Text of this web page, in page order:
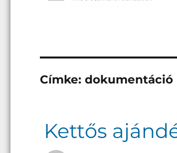
Címke:dokumentáció
Kettős